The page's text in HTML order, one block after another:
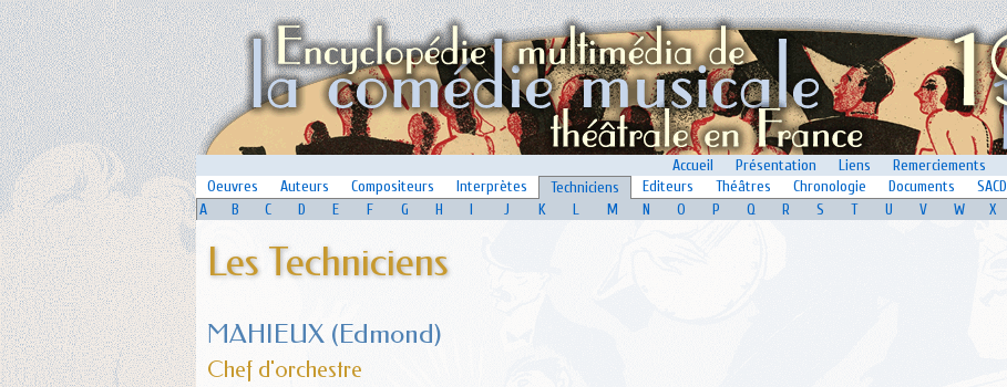
Accueil Présentation Liens Remerciements
Oeuvres
Auteurs Compositeurs Interprètes Techniciens Editeurs Théâtres Chronologie Documents
SACD
A
B C D E F G H I J K L M N O P Q R S T U V W X
Les Techniciens
MAHIEUX (Edmond)
Chef d'orchestre